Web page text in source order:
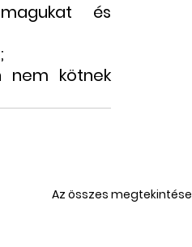
és
nem kötnek
Az összes megtekintése